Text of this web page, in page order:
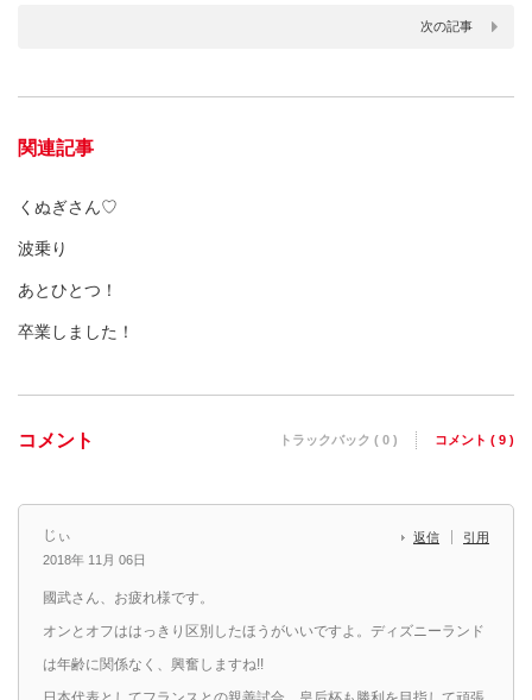
次の記事
関連記事
くぬぎさん♡
波乗り
あとひとつ！
卒業しました！
コメント トラックバック ( 0 ) コメント ( 9 )
じぃ
2018年 11月 06日
返信 引用
國武さん、お疲れ様です。
オンとオフははっきり区別したほうがいいですよ。ディズニーランド
は年齢に関係なく、興奮しますね!!